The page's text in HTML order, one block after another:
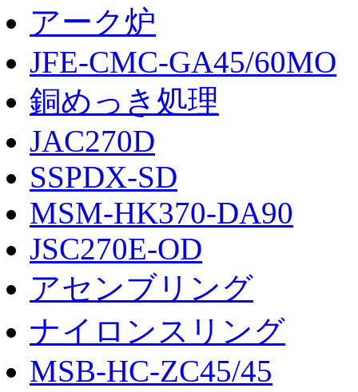
アーク炉
JFE-CMC-GA45/60MO
銅めっき処理
JAC270D
SSPDX-SD
MSM-HK370-DA90
JSC270E-OD
アセンブリング
ナイロンスリング
MSB-HC-ZC45/45